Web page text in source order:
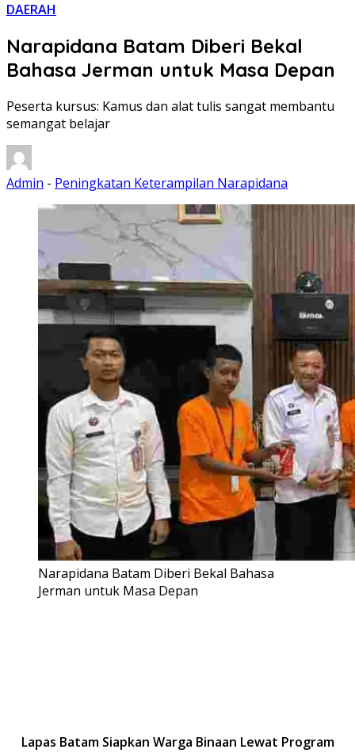
DAERAH
Narapidana Batam Diberi Bekal
Bahasa Jerman untuk Masa Depan
Peserta kursus: Kamus dan alat tulis sangat membantu
semangat belajar
Admin - Peningkatan Keterampilan Narapidana
Narapidana Batam Diberi Bekal Bahasa
Jerman untuk Masa Depan
Lapas Batam Siapkan Warga Binaan Lewat Program